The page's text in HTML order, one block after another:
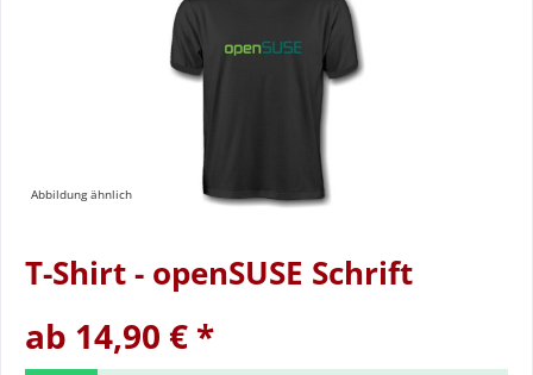
Abbildung ähnlich
T-Shirt - openSUSE Schrift
ab 14,90 € *